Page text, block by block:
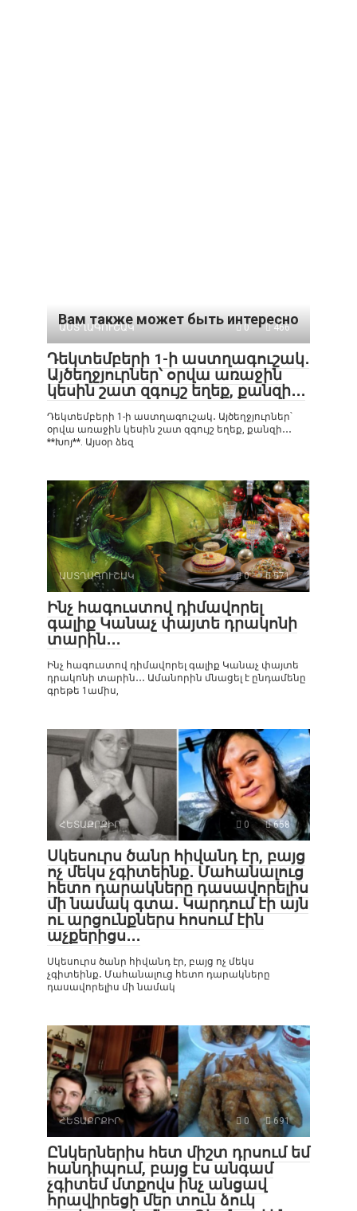
Вам также может быть интересно
ԱՍՏՂԱԳՈՒՇԱԿ 0 466
Դեկտեմբերի 1-ի աստղագուշակ․
Այծեղջյուրներ՝ օրվա առաջին
կեսին շատ զգույշ եղեք, քանզի․․․
Դեկտեմբերի 1-ի աստղագուշակ․ Այծեղջյուրներ՝
օրվա առաջին կեսին շատ զգույշ եղեք, քանզի․․․
**Խոյ**. Այսօր ձեզ
ԱՍՏՂԱԳՈՒՇԱԿ 0 571
Ինչ հագուստով դիմավորել
գալիք Կանաչ փայտե դրակոնի
տարին․․․
Ինչ հագուստով դիմավորել գալիք Կանաչ փայտե
դրակոնի տարին․․․ Ամանորին մնացել է ընդամենը
գրեթե 1ամիս,
ՀԵՏԱՔՐՔԻՐ 0 658
Սկեսուրս ծանր հիվանդ էր, բայց
ոչ մեկս չգիտեինք․ Մահանալուց
հետո դարակները դասավորելիս
մի նամակ գտա․ Կարդում էի այն
ու արցունքներս հոսում էին
աչքերիցս․․․
Սկեսուրս ծանր հիվանդ էր, բայց ոչ մեկս
չգիտեինք․ Մահանալուց հետո դարակները
դասավորելիս մի նամակ
ՀԵՏԱՔՐՔԻՐ 0 691
Ընկերներիս հետ միշտ դրսում եմ
հանդիպում, բայց էս անգամ
չգիտեմ մտքովս ինչ անցավ
հրավիրեցի մեր տուն ձուկ